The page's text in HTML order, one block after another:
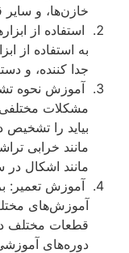
خازن‌ها، و
استفاده از
به استفاده از
جدا کننده، و
آموزش نحوه
مشکلات
بیاید را
مانند خرابی
مانند اشکال
آموزش تعمیر:
آموزش‌های
قطعات مختلف
دوره‌های